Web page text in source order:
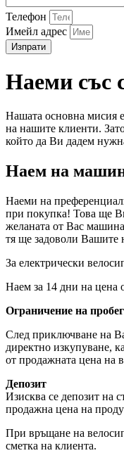
Телефон
Имейл адрес
Изпрати
Наеми със
Нашата основна мисия
на нашите клиенти.
който да Ви дадем
Наем на
Наеми на
при покупка! Това ще
желаната от Вас
тя ще задоволи Вашите
За електрически
Наем за 14 дни на цена
Ограничение на пробег
След приключване на
директно изкупуване,
от продажната цена на
Депозит
Изисква се депозит на
продажна цена на
При връщане на
сметка на клиента.